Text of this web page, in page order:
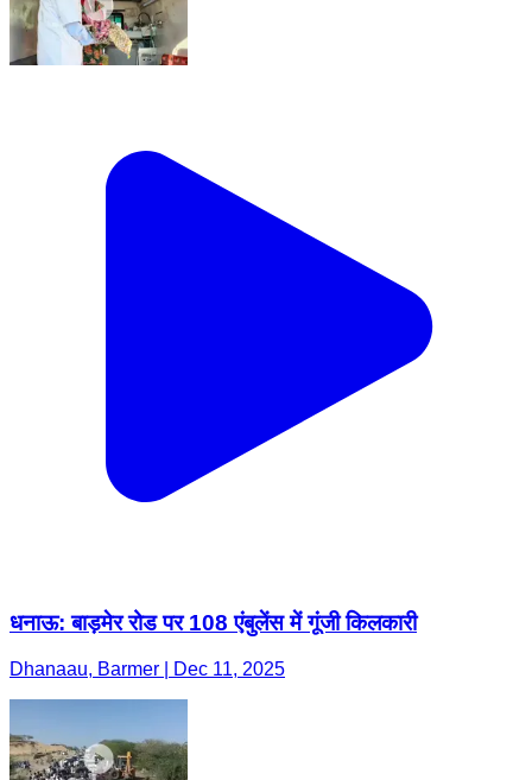
धनाऊ: बाड़मेर रोड पर 108 एंबुलेंस में गूंजी किलकारी
Dhanaau, Barmer | Dec 11, 2025